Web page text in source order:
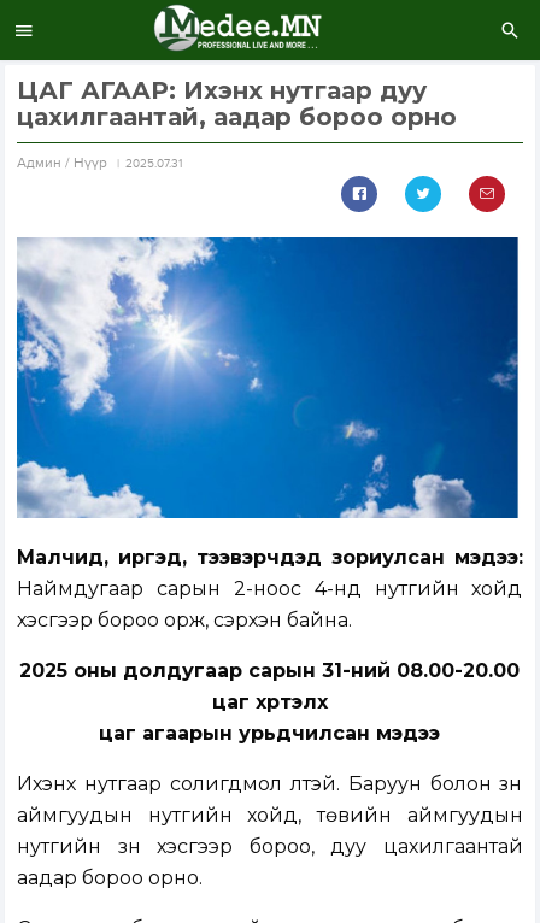
ЦАГ АГААР: Ихэнх нутгаар дуу
цахилгаантай, аадар бороо орно
Aдмин / Нүүр 2025.07.31
Малчид, иргэд, тээвэрчдэд зориулсан мэдээ:
Наймдугаар сарын 2-ноос 4-нд нутгийн хойд
хэсгээр бороо орж, сэрүүхэн байна.
2025 оны долдугаар сарын 31-ний 08.00-20.00
цаг хүртэлх
цаг агаарын урьдчилсан мэдээ
Ихэнх нутгаар солигдмол үүлтэй. Баруун болон зүүн
аймгуудын нутгийн хойд, төвийн аймгуудын
нутгийн зүүн хэсгээр бороо, дуу цахилгаантай
аадар бороо орно.